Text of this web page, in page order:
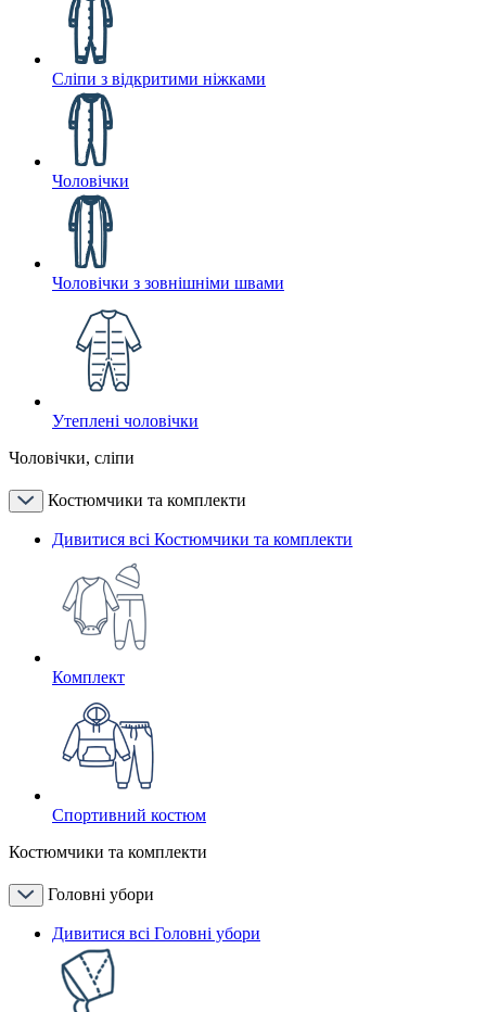
Сліпи з відкритими ніжками
Чоловічки
Чоловічки з зовнішніми швами
Утеплені чоловічки
Чоловічки, сліпи
Костюмчики та комплекти
Дивитися всі Костюмчики та комплекти
Комплект
Спортивний костюм
Костюмчики та комплекти
Головні убори
Дивитися всі Головні убори